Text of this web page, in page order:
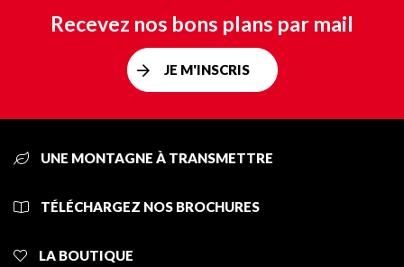
Recevez nos bons plans par mail
JE M'INSCRIS
UNE MONTAGNE À TRANSMETTRE
TÉLÉCHARGEZ NOS BROCHURES
LA BOUTIQUE